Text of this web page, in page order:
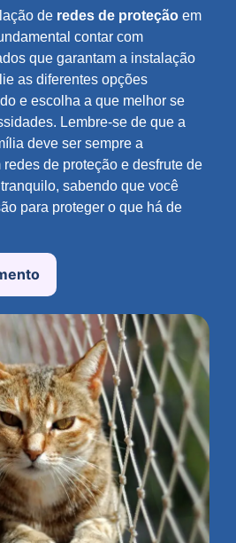
de redes de proteção em
contar com
que garantam a instalação
as diferentes opções
e escolha a que melhor se
Lembre-se de que a
deve ser sempre a
de proteção e desfrute de
sabendo que você
para proteger o que há de